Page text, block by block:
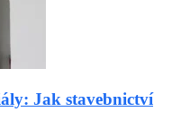
Jak stavebnictví